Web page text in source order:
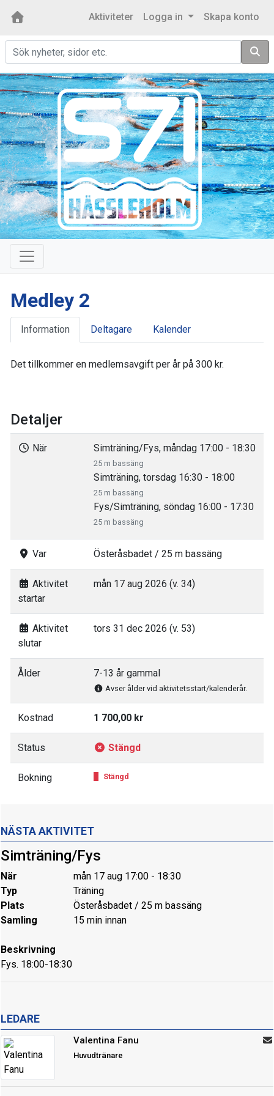
Aktiviteter Logga in Skapa konto
Sök
NÄSTA AKTIVITET
Simträning/Fys
När
mån 17 aug 17:00 - 18:30
Typ
Träning
Plats
Österåsbadet / 25 m bassäng
Samling
15 min innan
Beskrivning
Fys. 18:00-18:30
LEDARE
Valentina Fanu
Huvudtränare
Medley 2
Information Deltagare Kalender
Det tillkommer en medlemsavgift per år på 300 kr.
Detaljer
När Simträning/Fys, måndag 17:00 - 18:30
25 m bassäng
Simträning, torsdag 16:30 - 18:00
25 m bassäng
Fys/Simträning, söndag 16:00 - 17:30
25 m bassäng
Var Österåsbadet / 25 m bassäng
Aktivitet
startar
mån 17 aug 2026 (v. 34)
Aktivitet
slutar
tors 31 dec 2026 (v. 53)
Ålder 7-13 år gammal
Avser ålder vid aktivitetsstart/kalenderår.
Kostnad 1 700,00 kr
Status Stängd
Bokning Stängd